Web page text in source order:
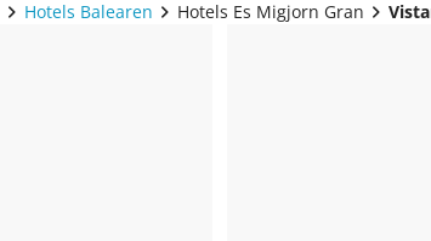
Hotels Balearen Hotels Es Migjorn Gran